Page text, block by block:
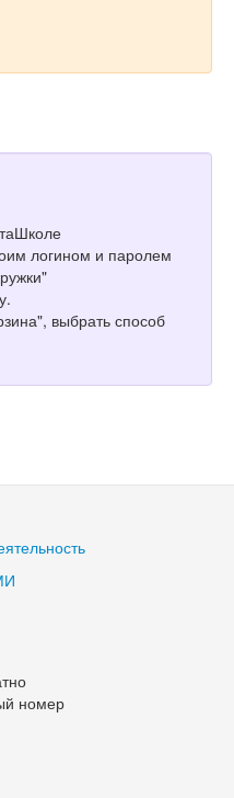
логином и паролем
выбрать способ
номер